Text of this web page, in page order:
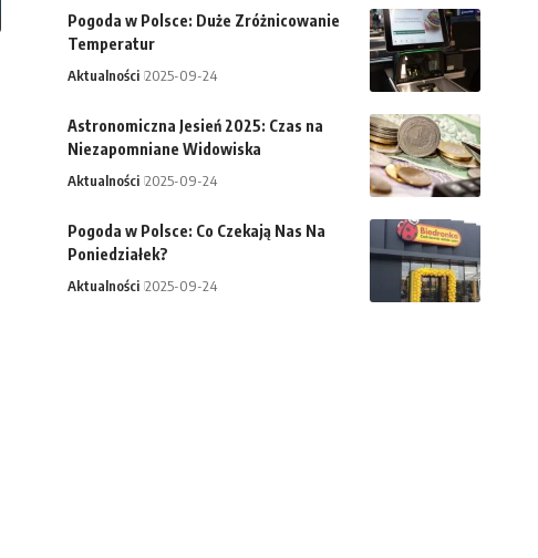
Pogoda w Polsce: Duże Zróżnicowanie
Temperatur
Aktualności 2025-09-24
Astronomiczna Jesień 2025: Czas na
Niezapomniane Widowiska
Aktualności 2025-09-24
Pogoda w Polsce: Co Czekają Nas Na
Poniedziałek?
Aktualności 2025-09-24